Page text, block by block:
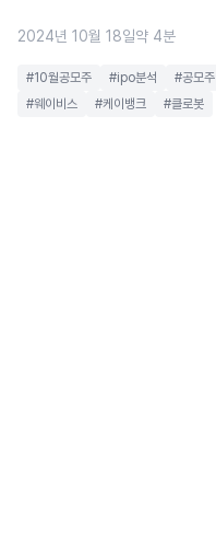
2024년 10월 18일약 4분
#10월공모주 #ipo분석 #공모주
#웨이비스
#케이뱅크 #클로봇